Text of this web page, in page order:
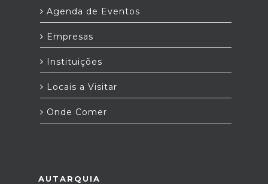
Agenda de Eventos
Empresas
Instituições
Locais a Visitar
Onde Comer
AUTARQUIA